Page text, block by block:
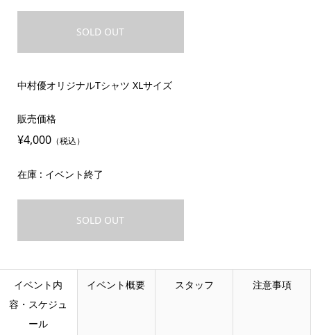
SOLD OUT
中村優オリジナルTシャツ XLサイズ
販売価格
¥4,000（税込）
在庫 : イベント終了
SOLD OUT
イベント内
容・スケジュ
ール
イベント概要 スタッフ 注意事項